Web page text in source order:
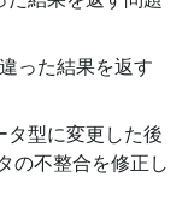
った結果を返す
タ型に変更した後
の不整合を修正し